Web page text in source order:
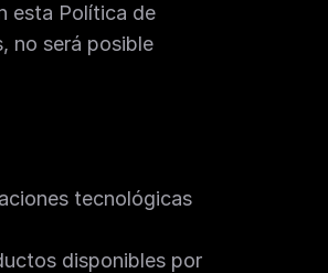
esta Política de
no será posible
tecnológicas
disponibles por